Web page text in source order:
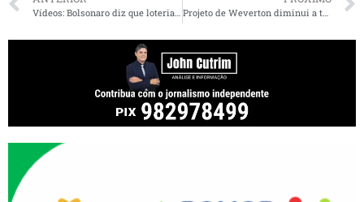
Projeto de Weverton diminui a taxa básica de juros e determina carência de seis meses para pagamento de empréstimos